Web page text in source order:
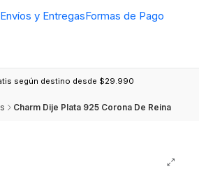
Envíos y EntregasFormas de Pago
según destino desde $29.990
Charm Dije Plata 925 Corona De Reina